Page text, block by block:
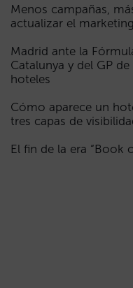
Menos campañas,
actualizar el
Madrid ante la
Catalunya y del GP
hoteles
Cómo aparece un
tres capas de
El fin de la era “Book